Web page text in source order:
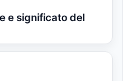
e significato del